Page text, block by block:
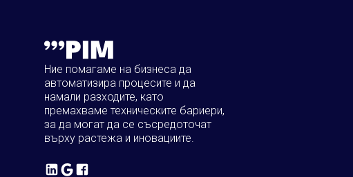
Ние помагаме на бизнеса да
автоматизира процесите и да
намали разходите, като
премахваме техническите бариери,
за да могат да се съсредоточат
върху растежа и иновациите.